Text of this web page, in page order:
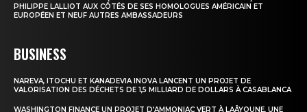
PHILIPPE LALLIOT AUX CÔTÉS DE SES HOMOLOGUES AMÉRICAIN ET
EUROPÉEN ET NEUF AUTRES AMBASSADEURS
BUSINESS
NAREVA, ITOCHU ET KANADEVIA INOVA LANCENT UN PROJET DE
VALORISATION DES DÉCHETS DE 1,5 MILLIARD DE DOLLARS À CASABLANCA
WASHINGTON FINANCE UN PROJET D’AMMONIAC VERT À LAÂYOUNE, UNE